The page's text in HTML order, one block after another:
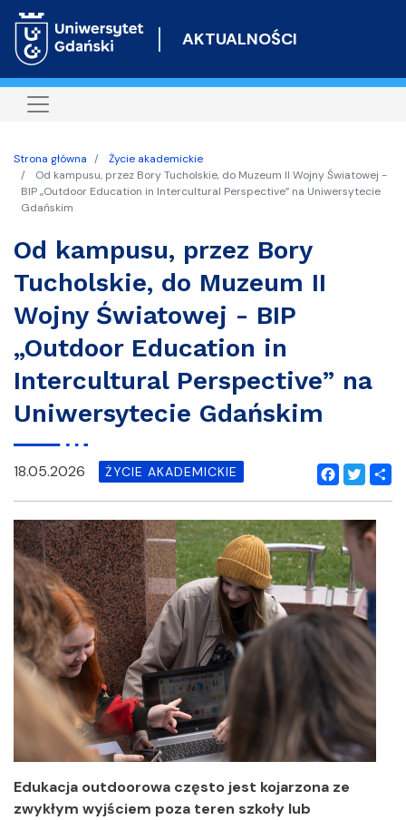
do
AKTUALNOŚCI
Strona główna
Życie akademickie
Od kampusu, przez Bory Tucholskie, do Muzeum II Wojny Światowej -
BIP „Outdoor Education in Intercultural Perspective” na Uniwersytecie
Gdańskim
Od kampusu, przez Bory
Tucholskie, do Muzeum II
Wojny Światowej - BIP
„Outdoor Education in
Intercultural Perspective” na
Uniwersytecie Gdańskim
Facebook
Twitter
18.05.2026 ŻYCIE AKADEMICKIE
Edukacja outdoorowa często jest kojarzona ze
zwykłym wyjściem poza teren szkoły lub